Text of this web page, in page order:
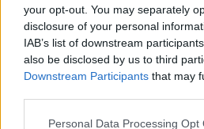
your opt-out. You may separately
disclosure of your personal
IAB’s list of downstream
also be disclosed by us to third
Downstream Participants that may
Please note that this website/app
Personal Data Processing Opt